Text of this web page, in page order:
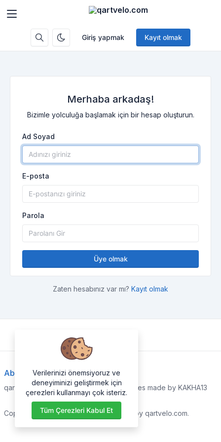
Giriş yapmak Kayıt olmak
Merhaba arkadaş!
Bizimle yolculuğa başlamak için bir hesap oluşturun.
Ad Soyad
E-posta
Parola
Üye olmak
Zaten hesabınız var mı? Kayıt olmak
About Us
qartvelo.com free online tools and services made by KAKHA13
Copyrights © 2026. All Rights Reserved by qartvelo.com.
Verilerinizi önemsiyoruz ve
deneyiminizi geliştirmek için
çerezleri kullanmayı çok isteriz.
Tüm Çerezleri Kabul Et